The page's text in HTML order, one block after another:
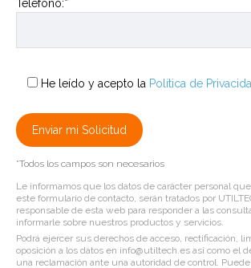
Teléfono:*
He leído y acepto la Política de
*Todos los campos son necesarios
Le informamos que los datos de carácter personal
este formulario de contacto, serán tratados por
responsable de esta web para responder a las
informarle sobre nuestros productos y servicios.
Podrá ejercer sus derechos de acceso, rectificación,
oposición a los datos en info@utiltech.es así como el
una reclamación ante una autoridad de control.